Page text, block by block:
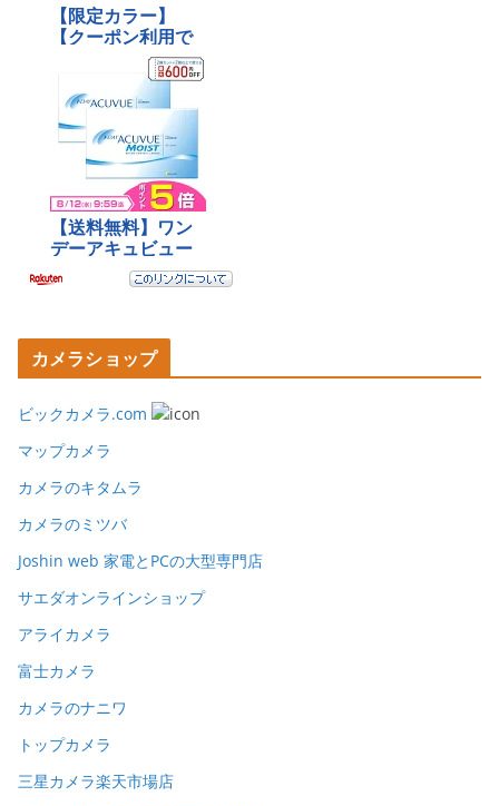
カメラショップ
ビックカメラ.com
マップカメラ
カメラのキタムラ
カメラのミツバ
Joshin web 家電とPCの大型専門店
サエダオンラインショップ
アライカメラ
富士カメラ
カメラのナニワ
トップカメラ
三星カメラ楽天市場店